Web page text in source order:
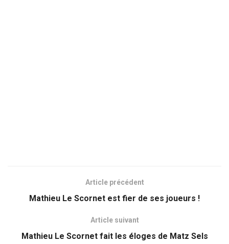
Article précédent
Mathieu Le Scornet est fier de ses joueurs !
Article suivant
Mathieu Le Scornet fait les éloges de Matz Sels